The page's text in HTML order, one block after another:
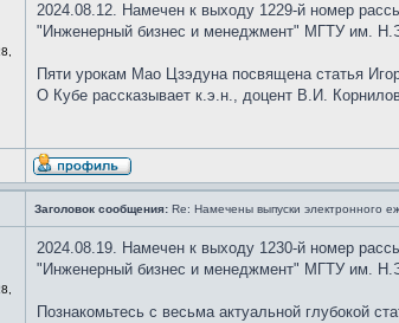
2024.08.12. Намечен к выходу 1229-й номер
"Инженерный бизнес и менеджмент" МГТУ им.
Пяти урокам Мао Цзэдуна посвящена статья
О Кубе рассказывает к.э.н., доцент В.И.
Заголовок сообщения: Re: Намечены выпуски электронного
2024.08.19. Намечен к выходу 1230-й номер
"Инженерный бизнес и менеджмент" МГТУ им.
Познакомьтесь с весьма актуальной глубокой